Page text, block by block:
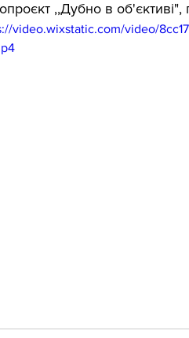
,,Дубно в
video.wixstatic.com/video/